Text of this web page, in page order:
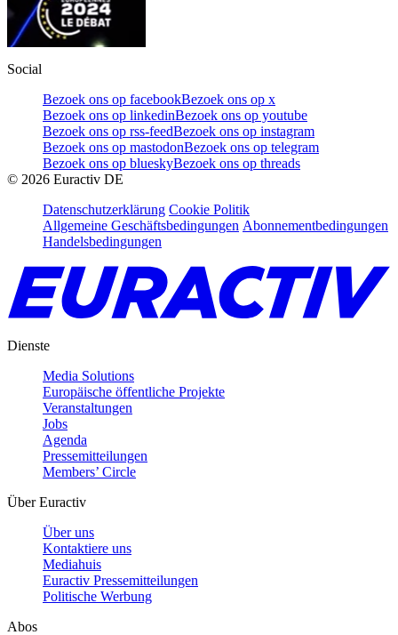
Social
Bezoek ons op facebookBezoek ons op x
Bezoek ons op linkedinBezoek ons op youtube
Bezoek ons op rss-feedBezoek ons op instagram
Bezoek ons op mastodonBezoek ons op telegram
Bezoek ons op blueskyBezoek ons op threads
© 2026 Euractiv DE
Datenschutzerklärung Cookie Politik
Allgemeine Geschäftsbedingungen Abonnementbedingungen
Handelsbedingungen
Dienste
Media Solutions
Europäische öffentliche Projekte
Veranstaltungen
Jobs
Agenda
Pressemitteilungen
Members’ Circle
Über Euractiv
Über uns
Kontaktiere uns
Mediahuis
Euractiv Pressemitteilungen
Politische Werbung
Abos